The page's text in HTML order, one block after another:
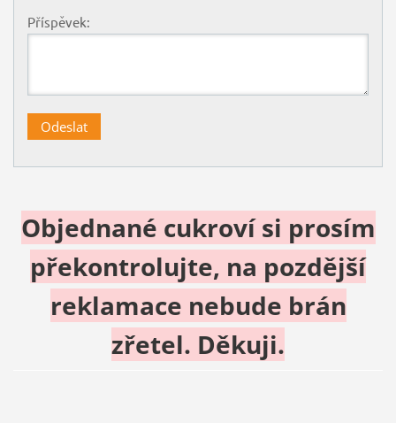
Příspěvek:
Objednané cukroví si prosím
překontrolujte, na pozdější
reklamace nebude brán
zřetel. Děkuji.